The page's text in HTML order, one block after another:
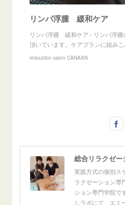
リンパ浮腫 緩和ケア
リンパ浮腫 緩和ケア - リンパ浮腫
頂いています。ケアプランに組み
relaxation salon CANAAN
実践方式の個別ス
ラクゼーション専
ション専門学院で
しラボにて、エミ